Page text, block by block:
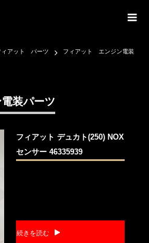
ィアット パーツ フィアット エンジン電装
装パーツ
フィアット デュカト(250) NOX
センサー 46335939
続きを読む